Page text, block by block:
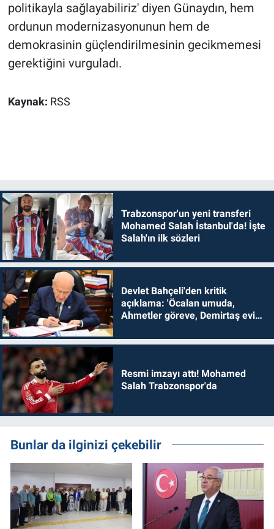
politikayla sağlayabiliriz' diyen Günaydın, hem
ordunun modernizasyonunun hem de
demokrasinin güçlendirilmesinin gecikmemesi
gerektiğini vurguladı.
Kaynak: RSS
Trabzonspor'un yeni transferi
Mohamed Salah İstanbul'da! İşte
Salah'ın ilk sözleri
Devlet Bahçeli'den kritik
açıklama: 'Öcalan umuda,
Ahmetler göreve, Demirtaş evine
Resmi imzayı attı! Mohamed
Salah Trabzonspor'da
Bunlar da ilginizi çekebilir